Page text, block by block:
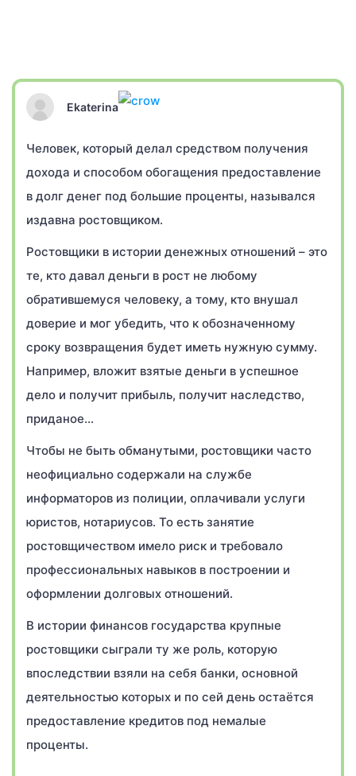
Ekaterina
Человек, который делал средством получения
дохода и способом обогащения предоставление
в долг денег под большие проценты, назывался
издавна ростовщиком.
Ростовщики в истории денежных отношений – это
те, кто давал деньги в рост не любому
обратившемуся человеку, а тому, кто внушал
доверие и мог убедить, что к обозначенному
сроку возвращения будет иметь нужную сумму.
Например, вложит взятые деньги в успешное
дело и получит прибыль, получит наследство,
приданое…
Чтобы не быть обманутыми, ростовщики часто
неофициально содержали на службе
информаторов из полиции, оплачивали услуги
юристов, нотариусов. То есть занятие
ростовщичеством имело риск и требовало
профессиональных навыков в построении и
оформлении долговых отношений.
В истории финансов государства крупные
ростовщики сыграли ту же роль, которую
впоследствии взяли на себя банки, основной
деятельностью которых и по сей день остаётся
предоставление кредитов под немалые
проценты.